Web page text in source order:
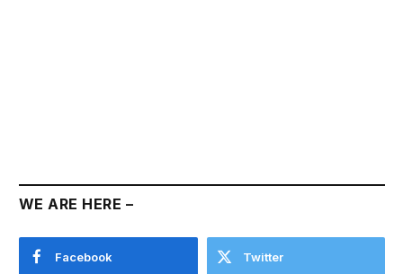
WE ARE HERE –
Facebook Twitter